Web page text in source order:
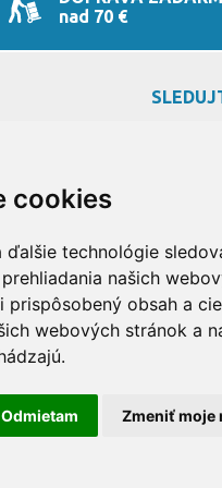
cookies
ďalšie technológie
našich
obsah a
webových stránok a
Odmietam Zmeniť moje
nad 70 €